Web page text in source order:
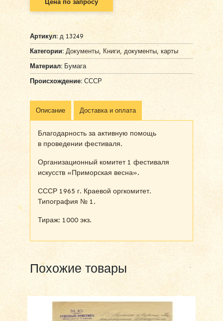
Цена по запросу
Артикул:д 13249
Категории: Документы,Книги, документы, карты
Материал: Бумага
Происхождение:СССР
Описание Доставка и оплата
Благодарность за активную помощь
в проведении фестиваля.
Организационный комитет 1 фестиваля
искусств «Приморская весна».
СССР 1965 г. Краевой оргкомитет.
Типография № 1.
Тираж: 1000 экз.
Похожие товары